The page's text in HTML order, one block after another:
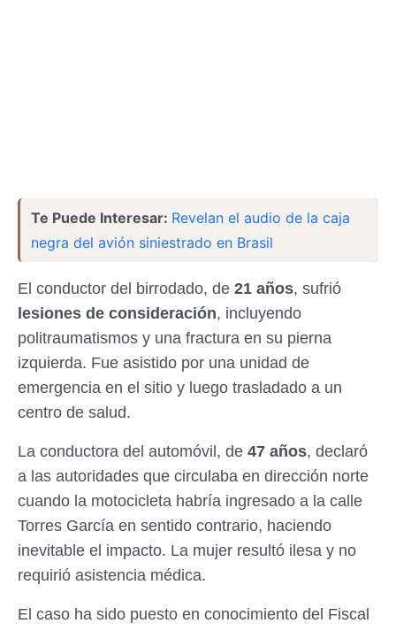
Te Puede Interesar: Revelan el audio de la caja
negra del avión siniestrado en Brasil
El conductor del birrodado, de 21 años, sufrió
lesiones de consideración, incluyendo
politraumatismos y una fractura en su pierna
izquierda. Fue asistido por una unidad de
emergencia en el sitio y luego trasladado a un
centro de salud.
La conductora del automóvil, de 47 años, declaró
a las autoridades que circulaba en dirección norte
cuando la motocicleta habría ingresado a la calle
Torres García en sentido contrario, haciendo
inevitable el impacto. La mujer resultó ilesa y no
requirió asistencia médica.
El caso ha sido puesto en conocimiento del Fiscal